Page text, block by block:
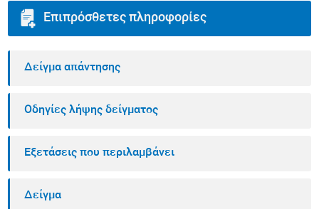
Επιπρόσθετες πληροφορίες
Δείγμα απάντησης
Οδηγίες λήψης δείγματος
Εξετάσεις που περιλαμβάνει
Δείγμα